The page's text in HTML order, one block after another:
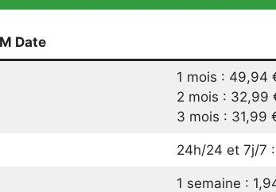
Date
1 mois : 49,94
2 mois : 32,99
3 mois : 31,99
24h/24 et 7j/7
1 semaine :